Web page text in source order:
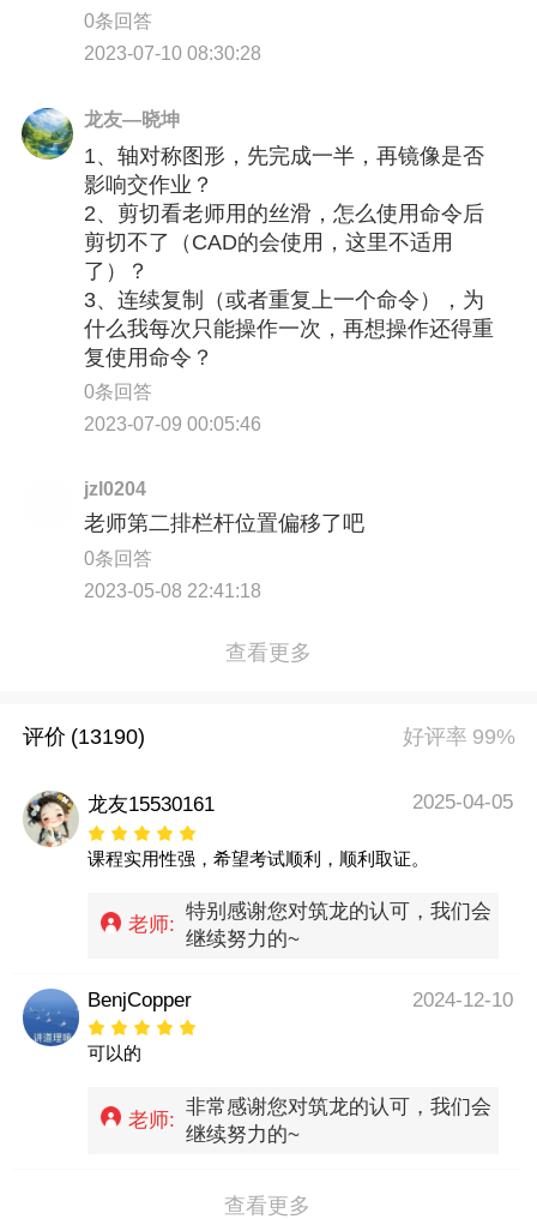
0条回答
2023-07-10 08:30:28
龙友—晓坤
1、轴对称图形，先完成一半，再镜像是否
影响交作业？
2、剪切看老师用的丝滑，怎么使用命令后
剪切不了（CAD的会使用，这里不适用
了）？
3、连续复制（或者重复上一个命令），为
什么我每次只能操作一次，再想操作还得重
复使用命令？
0条回答
2023-07-09 00:05:46
jzl0204
老师第二排栏杆位置偏移了吧
0条回答
2023-05-08 22:41:18
查看更多
评价 (13190) 好评率 99%
龙友15530161 2025-04-05
课程实用性强，希望考试顺利，顺利取证。
老师:
特别感谢您对筑龙的认可，我们会
继续努力的~
BenjCopper 2024-12-10
可以的
老师:
非常感谢您对筑龙的认可，我们会
继续努力的~
查看更多